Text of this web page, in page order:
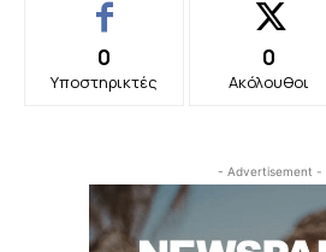
0
Υποστηρικτές
0
Ακόλουθοι
- Advertisement -